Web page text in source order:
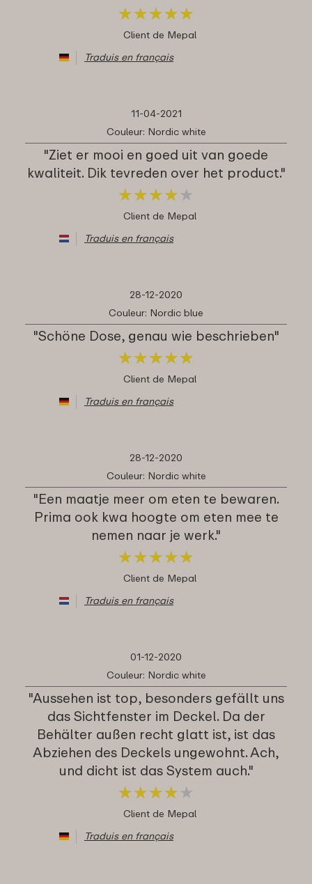
★★★★★
★★★★★
Client de Mepal
Traduis en français
11-04-2021
Couleur: Nordic white
"Ziet er mooi en goed uit van goede
kwaliteit. Dik tevreden over het product."
★★★★ ★
★★★★ ★
Client de Mepal
Traduis en français
28-12-2020
Couleur: Nordic blue
"Schöne Dose, genau wie beschrieben"
★★★★★
★★★★★
Client de Mepal
Traduis en français
28-12-2020
Couleur: Nordic white
"Een maatje meer om eten te bewaren.
Prima ook kwa hoogte om eten mee te
nemen naar je werk."
★★★★★
★★★★★
Client de Mepal
Traduis en français
01-12-2020
Couleur: Nordic white
"Aussehen ist top, besonders gefällt uns
das Sichtfenster im Deckel. Da der
Behälter außen recht glatt ist, ist das
Abziehen des Deckels ungewohnt. Ach,
und dicht ist das System auch."
★★★★ ★
★★★★ ★
Client de Mepal
Traduis en français